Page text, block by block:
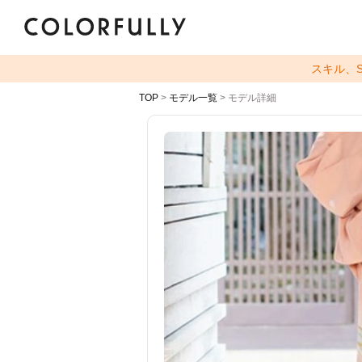
スキル、
TOP > モデル一覧 > モデル詳細